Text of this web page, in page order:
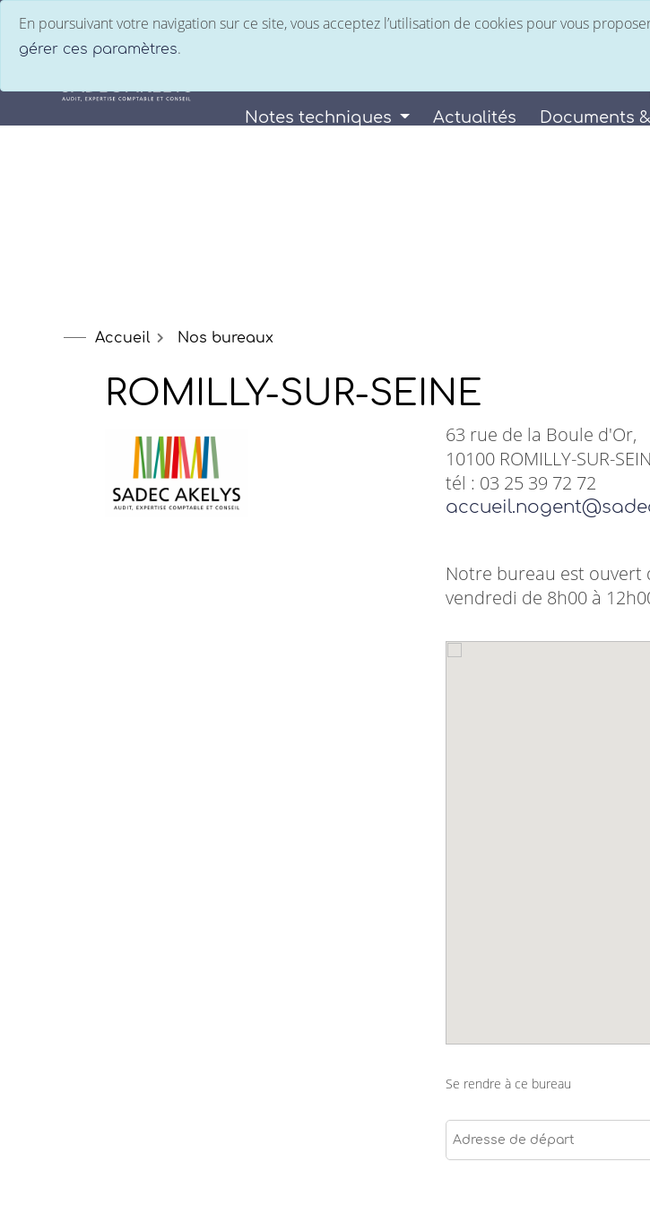
En poursuivant votre navigation sur ce site, vous acceptez l’utilisation de cookies pour vous
gérer ces paramètres.
Notes techniques Actualités Documents
Accueil Nos bureaux
ROMILLY-SUR-SEINE
63 rue de la Boule d'Or,
10100 ROMILLY-SUR-
tél : 03 25 39 72 72
Notre bureau est ouvert
vendredi de 8h00 à
Se rendre à ce bureau